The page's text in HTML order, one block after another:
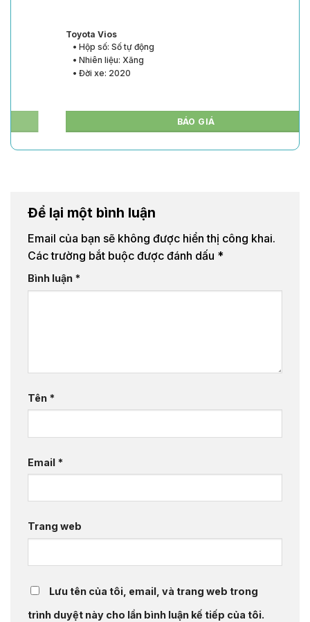
Toyota Vios
• Hộp số: Số tự động
• Nhiên liệu: Xăng
• Đời xe: 2020
Để lại một bình luận
Email của bạn sẽ không được hiển thị công khai.
Các trường bắt buộc được đánh dấu *
Bình luận *
Tên *
Email *
Trang web
Lưu tên của tôi, email, và trang web trong
trình duyệt này cho lần bình luận kế tiếp của tôi.